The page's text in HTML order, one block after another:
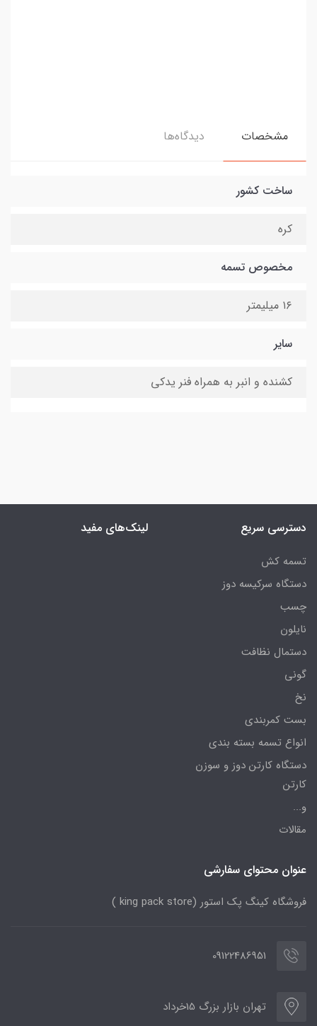
مشخصات دیدگاه‌ها
ساخت کشور
کره
مخصوص تسمه
۱۶ میلیمتر
سایر
کشنده و انبر به همراه فنر یدکی
دسترسی سریع
تسمه کش
دستگاه سرکیسه دوز
چسب
نایلون
دستمال نظافت
گونی
نخ
بست کمربندی
انواع تسمه بسته بندی
دستگاه کارتن دوز و سوزن
کارتن
و...
مقالات
لینک‌های مفید
عنوان محتوای سفارشی
فروشگاه کینگ پک استور (king pack store )
09122486951
تهران بازار بزرگ 15خرداد